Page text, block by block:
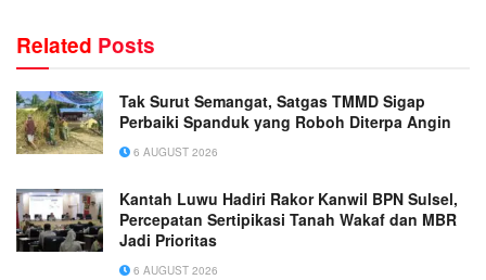
Related Posts
Tak Surut Semangat, Satgas TMMD Sigap
Perbaiki Spanduk yang Roboh Diterpa Angin
6 AUGUST 2026
Kantah Luwu Hadiri Rakor Kanwil BPN Sulsel,
Percepatan Sertipikasi Tanah Wakaf dan MBR
Jadi Prioritas
6 AUGUST 2026